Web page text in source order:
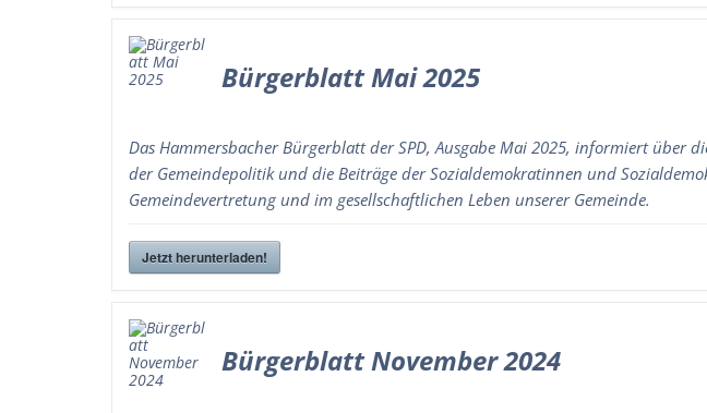
Bürgerblatt Mai 2025
Das Hammersbacher Bürgerblatt der SPD, Ausgabe Mai 2025, informiert über
der Gemeindepolitik und die Beiträge der Sozialdemokratinnen und
Gemeindevertretung und im gesellschaftlichen Leben unserer Gemeinde.
Jetzt herunterladen!
Bürgerblatt November 2024